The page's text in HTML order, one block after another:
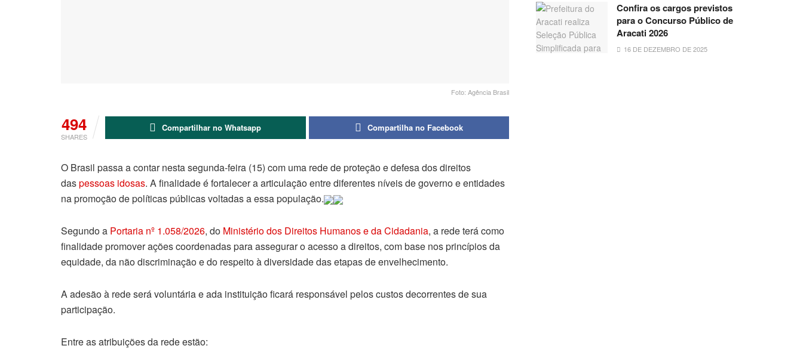
Foto: Agência Brasil
494
SHARES
Compartilhar no Whatsapp Compartilha no Facebook
O Brasil passa a contar nesta segunda-feira (15) com uma rede de proteção e defesa dos direitos
daspessoas idosas. A finalidade é fortalecer a articulação entre diferentes níveis de governo e entidades
na promoção de políticas públicas voltadas a essa população.
Segundo a Portaria nº 1.058/2026, do Ministério dos Direitos Humanos e da Cidadania, a rede terá como
finalidade promover ações coordenadas para assegurar o acesso a direitos, com base nos princípios da
equidade, da não discriminação e do respeito à diversidade das etapas de envelhecimento.
A adesão à rede será voluntária e ada instituição ficará responsável pelos custos decorrentes de sua
participação.
Entre as atribuições da rede estão:
Confira os cargos previstos
para o Concurso Público de
Aracati 2026
16 DE DEZEMBRO DE 2025